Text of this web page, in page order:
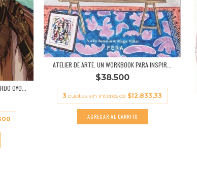
OYO...
ATELIER DE ARTE. UN WORKBOOK PARA INSPIR...
$38.500
3 cuotas sin interés de $12.833,33